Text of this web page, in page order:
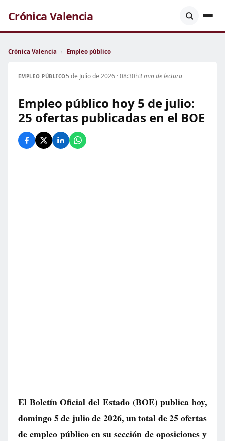
Crónica Valencia
Crónica Valencia › Empleo público
EMPLEO PÚBLICO5 de Julio de 2026 · 08:30h3 min de lectura
Empleo público hoy 5 de julio:
25 ofertas publicadas en el BOE
El Boletín Oficial del Estado (BOE) publica hoy,
domingo 5 de julio de 2026, un total de25 ofertas
de empleo públicoen su sección de oposiciones y